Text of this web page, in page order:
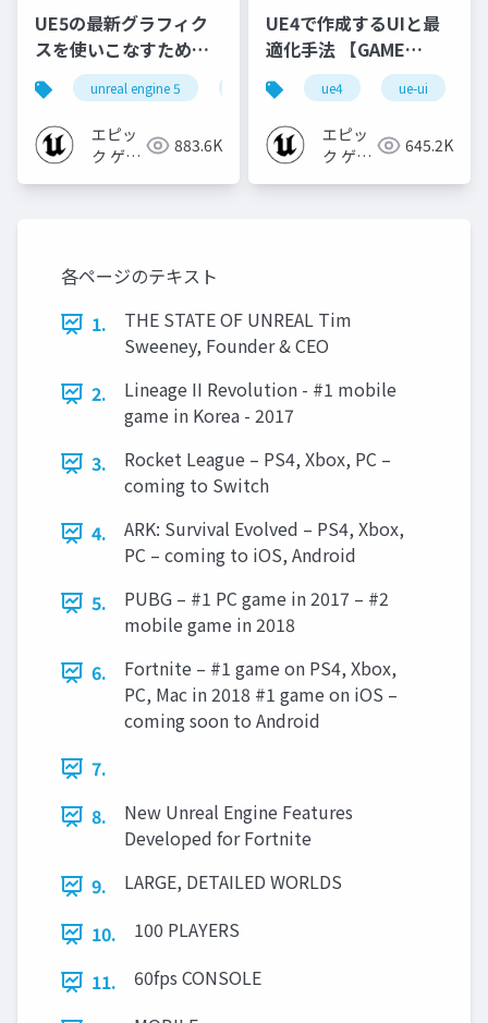
UE5の最新グラフィク
スを使いこなすための4
個の勘所
[CEDEC+KYUSHU
2023]
unreal engine 5 cedec cedec+kyushu
エピッ
ク ゲー
883.6K
UE4で作成するUIと最
適化手法 【GAME
CREATORS
CONFERENCE '20】
ue4 ue-ui
エピッ
ク ゲー
645.2K
各ページのテキスト
1.
THE STATE OF UNREAL Tim
Sweeney, Founder & CEO
2.
Lineage II Revolution - #1 mobile
game in Korea - 2017
3.
Rocket League – PS4, Xbox, PC –
coming to Switch
4.
ARK: Survival Evolved – PS4, Xbox,
PC – coming to iOS, Android
5.
PUBG – #1 PC game in 2017 – #2
mobile game in 2018
6.
Fortnite – #1 game on PS4, Xbox,
PC, Mac in 2018 #1 game on iOS –
coming soon to Android
7.
8.
New Unreal Engine Features
Developed for Fortnite
9.
LARGE, DETAILED WORLDS
10.
100 PLAYERS
11.
60fps CONSOLE